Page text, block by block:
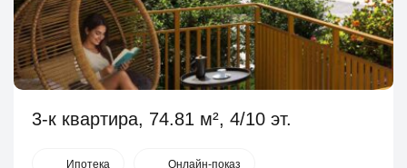
3-к квартира, 74.81 м², 4/10 эт.
Ипотека Онлайн-показ